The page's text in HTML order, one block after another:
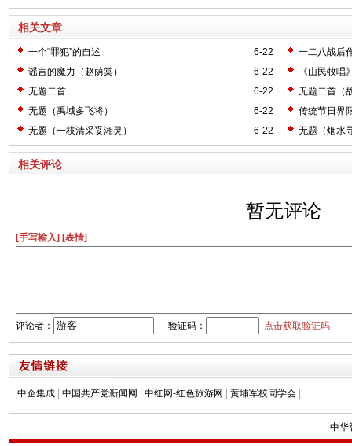
相关文章
6-22
一个“罪犯”的自述
一二八战后
6-22
谣言的魔力（赵荫棠）
《山民牧唱
6-22
无题二首
无题二首（
6-22
无题（禹域多飞将）
传统节日界
6-22
无题（一枝清采妥湘灵） 无题（烟水
相关评论
暂无评论
[手写输入] [表情]
评论者： 验证码： 点击获取验证码
中企集成 | 中国共产党新闻网 | 中红网-红色旅游网 | 黄埔军校同学会 |
中华